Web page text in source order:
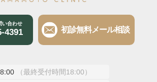
い合わせ
4391 初診無料メール相談
（最終受付時間18:00）